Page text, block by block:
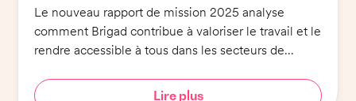
Le nouveau rapport de mission 2025 analyse
comment Brigad contribue à valoriser le travail et le
rendre accessible à tous dans les secteurs de
Lire plus